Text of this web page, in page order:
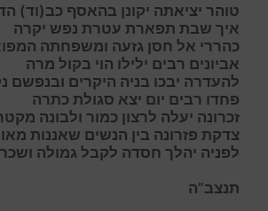
טוהר יציאתה יקונן בהאסף כב(וד) ה
איך שבת תפארת עטרת נפש יקרה
כהררי אל חסן גזעה ומשפחתה
אביונים רבים ילילו הוי בקול מרה
להעדרה יבכו בניה היקרים ובנפשם
פחדו רבים יום יצא סגולת כתרה
זכרונה יעלה לרצון כמור ולבונה
צדקת פזרונה בין הנשים שאננות
לפניה יהלך חסדה לקבל גמולה
תנצב”ה